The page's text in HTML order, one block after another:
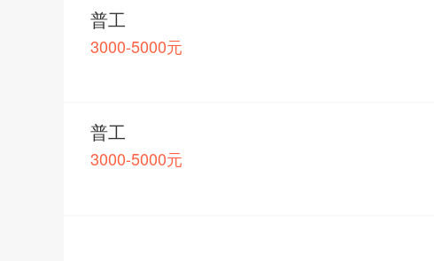
普工
3000-5000元
普工
3000-5000元